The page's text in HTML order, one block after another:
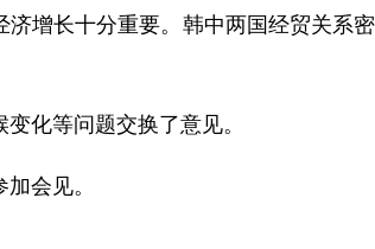
增长十分重要。韩中两国经贸关系
化等问题交换了意见。
会见。